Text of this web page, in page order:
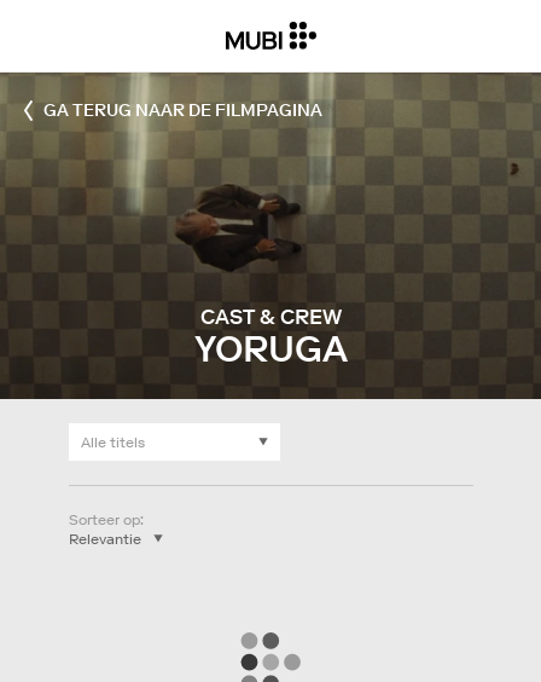
GA TERUG NAAR DE FILMPAGINA
YORUGA
CAST & CREW
Sorteer op: